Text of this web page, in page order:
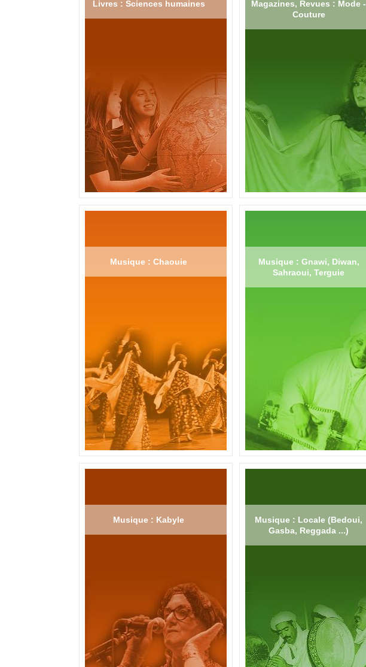
Livres : Sciences humaines
Magazines, Revues : Mode -
Couture
Musique : Chaouie
Musique : Gnawi, Diwan,
Sahraoui, Terguie
Musique : Kabyle
Musique : Locale (Bedoui,
Gasba, Reggada ...)